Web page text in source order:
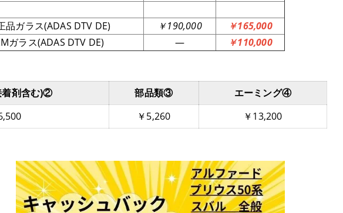
品ガラス(ADAS DTV DE) ￥190,000
￥165,000
ガラス(ADAS DTV DE)
― ￥110,000
着剤含む)② 部品類③
エーミング④
￥5,260
￥13,200